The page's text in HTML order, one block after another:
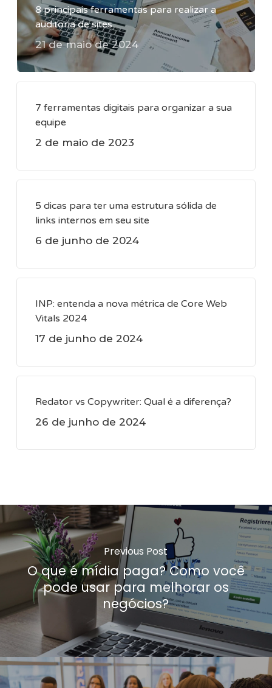
8 principais ferramentas para realizar a
auditoria de sites
21 de maio de 2024
7 ferramentas digitais para organizar a sua
equipe
2 de maio de 2023
5 dicas para ter uma estrutura sólida de
links internos em seu site
6 de junho de 2024
INP: entenda a nova métrica de Core Web
Vitals 2024
17 de junho de 2024
Redator vs Copywriter: Qual é a diferença?
26 de junho de 2024
Previous Post
O que é mídia paga? Como você
pode usar para melhorar os
negócios?